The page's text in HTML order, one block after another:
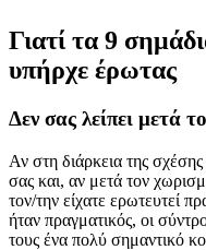
Γιατί τα 9
υπήρχε έρωτας
Δεν σας λείπει μετά
Αν στη διάρκεια της
σας και, αν μετά τον
τον/την είχατε ερωτευτεί
ήταν πραγματικός, οι
τους ένα πολύ σημαντικό